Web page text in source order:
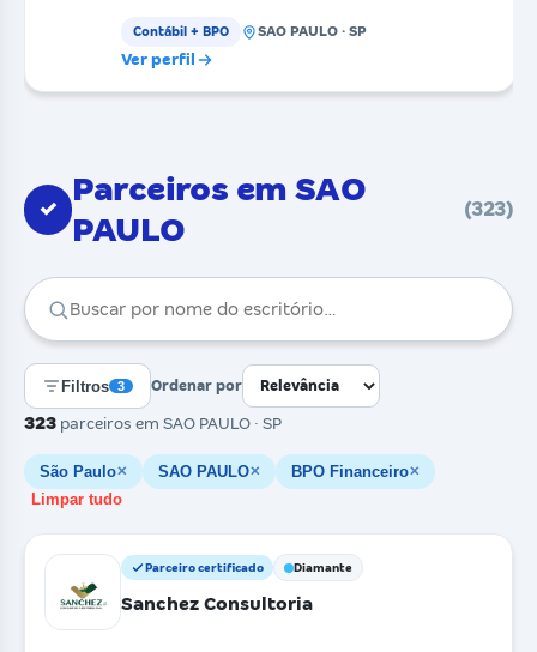
Contábil + BPO SAO PAULO · SP
Ver perfil
✓
Parceiros em SAO
PAULO
(323)
Filtros 3
323 parceiros em SAO PAULO · SP
Ordenar por
São Paulo✕ SAO PAULO✕ BPO Financeiro✕
Limpar tudo
Parceiro certificado Diamante
Sanchez Consultoria